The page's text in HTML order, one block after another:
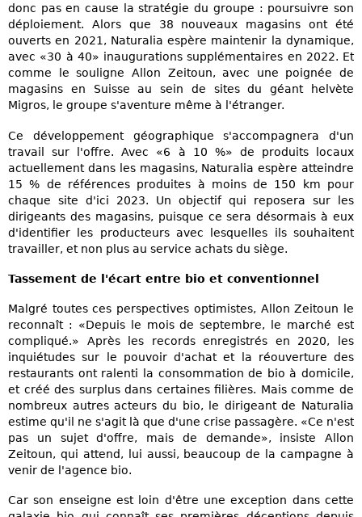
donc pas en cause la stratégie du groupe : poursuivre son
déploiement. Alors que 38 nouveaux magasins ont été
ouverts en 2021, Naturalia espère maintenir la dynamique,
avec «30 à 40» inaugurations supplémentaires en 2022. Et
comme le souligne Allon Zeitoun, avec une poignée de
magasins en Suisse au sein de sites du géant helvète
Migros, le groupe s'aventure même à l'étranger.
Ce développement géographique s'accompagnera d'un
travail sur l'offre. Avec «6 à 10 %» de produits locaux
actuellement dans les magasins, Naturalia espère atteindre
15 % de références produites à moins de 150 km pour
chaque site d'ici 2023. Un objectif qui reposera sur les
dirigeants des magasins, puisque ce sera désormais à eux
d'identifier les producteurs avec lesquelles ils souhaitent
travailler, et non plus au service achats du siège.
Tassement de l'écart entre bio et conventionnel
Malgré toutes ces perspectives optimistes, Allon Zeitoun le
reconnaît : «Depuis le mois de septembre, le marché est
compliqué.» Après les records enregistrés en 2020, les
inquiétudes sur le pouvoir d'achat et la réouverture des
restaurants ont ralenti la consommation de bio à domicile,
et créé des surplus dans certaines filières. Mais comme de
nombreux autres acteurs du bio, le dirigeant de Naturalia
estime qu'il ne s'agit là que d'une crise passagère. «Ce n'est
pas un sujet d'offre, mais de demande», insiste Allon
Zeitoun, qui attend, lui aussi, beaucoup de la campagne à
venir de l'agence bio.
Car son enseigne est loin d'être une exception dans cette